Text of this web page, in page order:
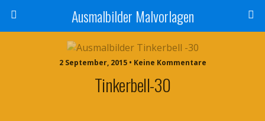
Ausmalbilder Malvorlagen
2 September, 2015 • Keine Kommentare
Tinkerbell-30